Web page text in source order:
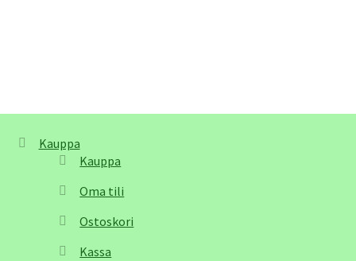
Kauppa
Kauppa
Oma tili
Ostoskori
Kassa